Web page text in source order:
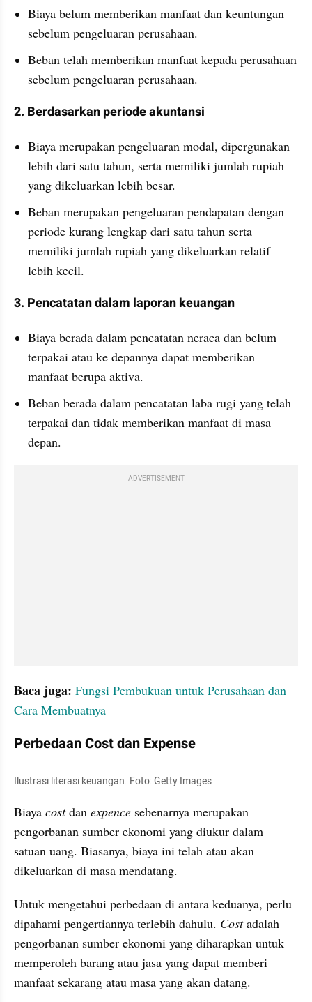
Biaya belum memberikan manfaat dan keuntungan
sebelum pengeluaran perusahaan.
Beban telah memberikan manfaat kepada perusahaan
sebelum pengeluaran perusahaan.
2. Berdasarkan periode akuntansi
Biaya merupakan pengeluaran modal, dipergunakan
lebih dari satu tahun, serta memiliki jumlah rupiah
yang dikeluarkan lebih besar.
Beban merupakan pengeluaran pendapatan dengan
periode kurang lengkap dari satu tahun serta
memiliki jumlah rupiah yang dikeluarkan relatif
lebih kecil.
3. Pencatatan dalam laporan keuangan
Biaya berada dalam pencatatan neraca dan belum
terpakai atau ke depannya dapat memberikan
manfaat berupa aktiva.
Beban berada dalam pencatatan laba rugi yang telah
terpakai dan tidak memberikan manfaat di masa
depan.
ADVERTISEMENT
Baca juga: Fungsi Pembukuan untuk Perusahaan dan
Cara Membuatnya
Perbedaan Cost dan Expense
Ilustrasi literasi keuangan. Foto: Getty Images
Biaya cost dan expence sebenarnya merupakan
pengorbanan sumber ekonomi yang diukur dalam
satuan uang. Biasanya, biaya ini telah atau akan
dikeluarkan di masa mendatang.
Untuk mengetahui perbedaan di antara keduanya, perlu
dipahami pengertiannya terlebih dahulu. Cost adalah
pengorbanan sumber ekonomi yang diharapkan untuk
memperoleh barang atau jasa yang dapat memberi
manfaat sekarang atau masa yang akan datang.